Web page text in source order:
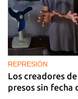
REPRESIÓN
Los creadores
presos sin fecha